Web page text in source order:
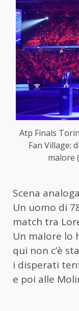
Atp Finals
Fan Village:
malore
Scena
Un uomo di
match tra
Un malore lo
qui non c’è
i disperati
e poi alle